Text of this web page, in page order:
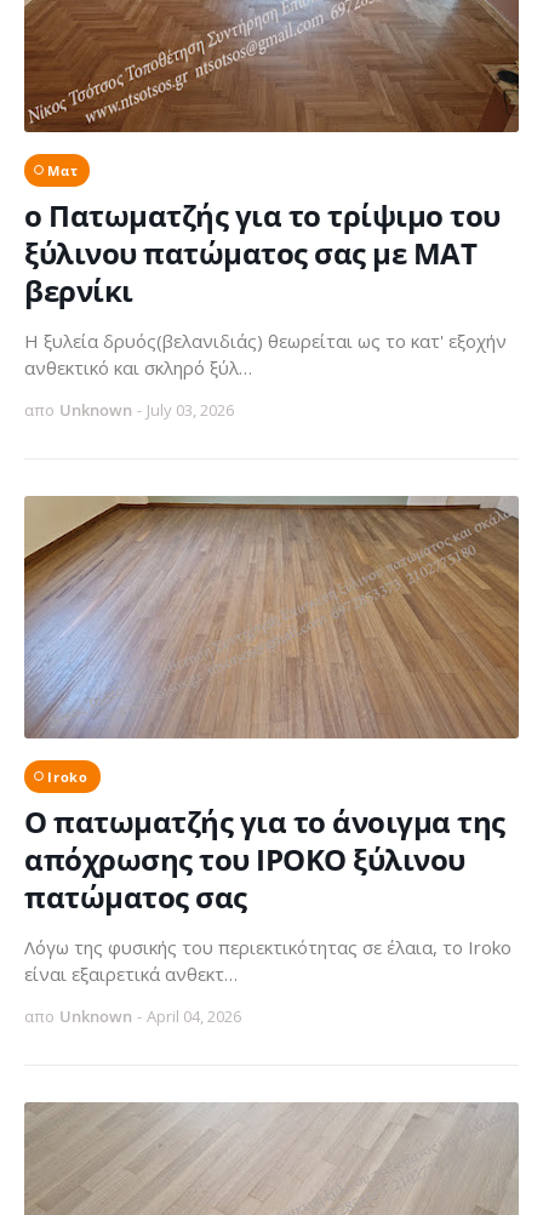
Ματ
ο Πατωματζής για το τρίψιμο του
ξύλινου πατώματος σας με ΜΑΤ
βερνίκι
Η ξυλεία δρυός(βελανιδιάς) θεωρείται ως το κατ' εξοχήν
ανθεκτικό και σκληρό ξύλ…
απο Unknown - July 03, 2026
Iroko
Ο πατωματζής για το άνοιγμα της
απόχρωσης του ΙΡΟΚΟ ξύλινου
πατώματος σας
Λόγω της φυσικής του περιεκτικότητας σε έλαια, το Iroko
είναι εξαιρετικά ανθεκτ…
απο Unknown - April 04, 2026